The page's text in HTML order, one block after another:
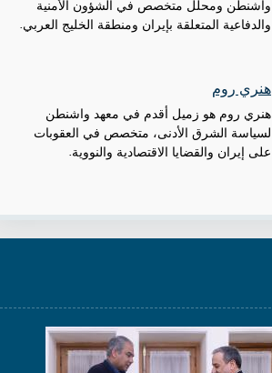
واشنطن ومحلل متخصص في الشؤون الأمنية
والدفاعية المتعلقة بإيران ومنطقة الخليج العربي.
هنري روم
هنري روم هو زميل أقدم في معهد واشنطن
لسياسة الشرق الأدنى، متخصص في العقوبات
على إيران والقضايا الاقتصادية والنووية.